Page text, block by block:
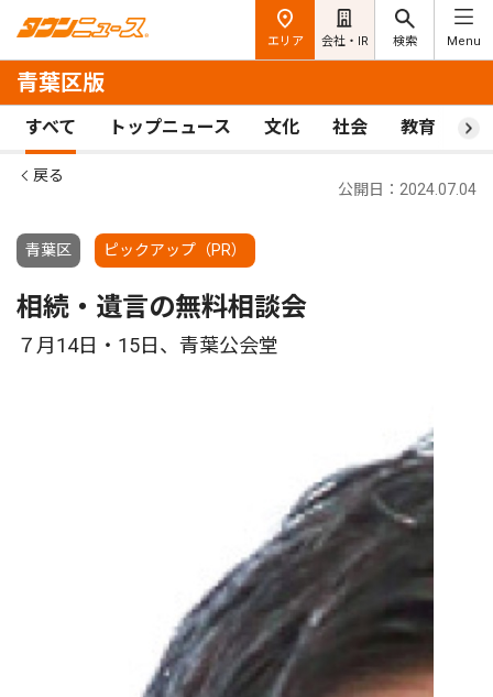
エリア 会社・IR 検索 Menu
青葉区版
すべて トップニュース 文化 社会 教育 ス
戻る
青葉区 ピックアップ（PR）
公開日：2024.07.04
相続・遺言の無料相談会
７月14日・15日、青葉公会堂